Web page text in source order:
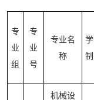
专
业
组
专
业
号
专业名
称
学
制
机械设